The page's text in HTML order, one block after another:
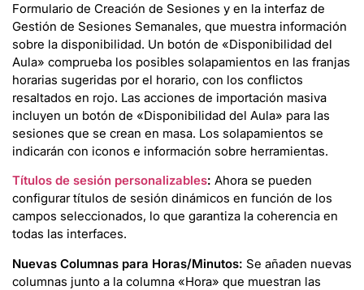
Formulario de Creación de Sesiones y en la interfaz de
Gestión de Sesiones Semanales, que muestra información
sobre la disponibilidad. Un botón de «Disponibilidad del
Aula» comprueba los posibles solapamientos en las franjas
horarias sugeridas por el horario, con los conflictos
resaltados en rojo. Las acciones de importación masiva
incluyen un botón de «Disponibilidad del Aula» para las
sesiones que se crean en masa. Los solapamientos se
indicarán con iconos e información sobre herramientas.
Títulos de sesión personalizables: Ahora se pueden
configurar títulos de sesión dinámicos en función de los
campos seleccionados, lo que garantiza la coherencia en
todas las interfaces.
Nuevas Columnas para Horas/Minutos: Se añaden nuevas
columnas junto a la columna «Hora» que muestran las